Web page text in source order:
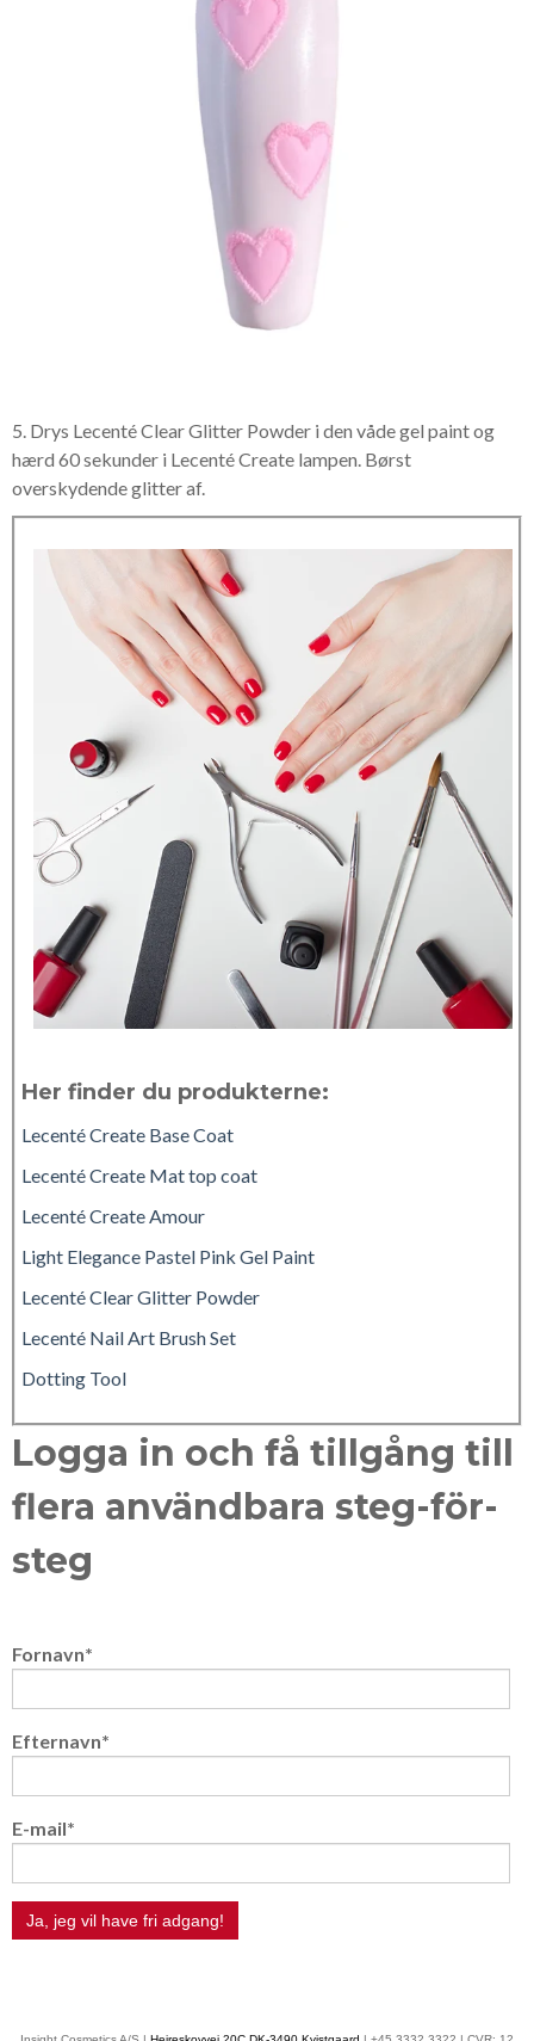
5. Drys Lecenté Clear Glitter Powder i den våde gel paint og
hærd 60 sekunder i Lecenté Create lampen. Børst
overskydende glitter af.
Her finder du produkterne:
Lecenté Create Base Coat
Lecenté Create Mat top coat
Lecenté Create Amour
Light Elegance Pastel Pink Gel Paint
Lecenté Clear Glitter Powder
Lecenté Nail Art Brush Set
Dotting Tool
Logga in och få tillgång till
flera användbara steg-för-
steg
Fornavn*
Efternavn*
E-mail*